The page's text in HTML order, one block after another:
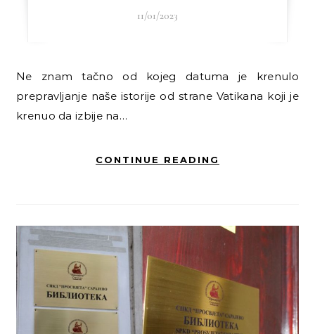
11/01/2023
Ne znam tačno od kojeg datuma je krenulo
prepravljanje naše istorije od strane Vatikana koji je
krenuo da izbije na…
CONTINUE READING